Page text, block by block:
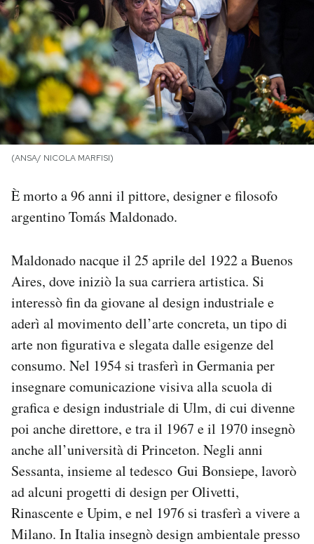
PODCAST
NEWSLETTER
I MIEI PREFERITI
SHOP
CALENDARIO
AREA PERSONALE
Area Personale
Newsletter
Notifiche mobile
Regala il Post
Hai bisogno di aiuto?
(ANSA/ NICOLA MARFISI)
È morto a 96 anni il pittore, designer e filosofo
argentino Tomás Maldonado.
Maldonado nacque il 25 aprile del 1922 a Buenos
Aires, dove iniziò la sua carriera artistica. Si
interessò fin da giovane al design industriale e
aderì al movimento dell’arte concreta, un tipo di
arte non figurativa e slegata dalle esigenze del
consumo. Nel 1954 si trasferì in Germania per
insegnare comunicazione visiva alla scuola di
grafica e design industriale di Ulm, di cui divenne
poi anche direttore, e tra il 1967 e il 1970 insegnò
anche all’università di Princeton. Negli anni
Sessanta, insieme al tedesco Gui Bonsiepe, lavorò
ad alcuni progetti di design per Olivetti,
Rinascente e Upim, e nel 1976 si trasferì a vivere a
Milano. In Italia insegnò design ambientale presso